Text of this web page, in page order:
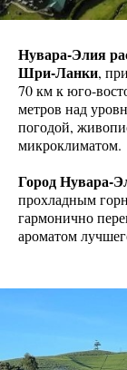
Нувара-Элия
Шри-Ланки,
70 км к юго-
метров над
погодой,
микроклиматом.
Город Нувара-
прохладным
гармонично
ароматом